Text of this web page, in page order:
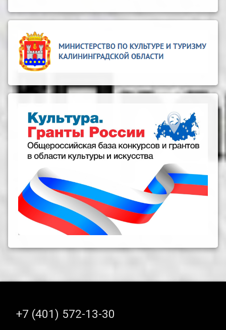
Тел:
+7 (401) 572-13-30